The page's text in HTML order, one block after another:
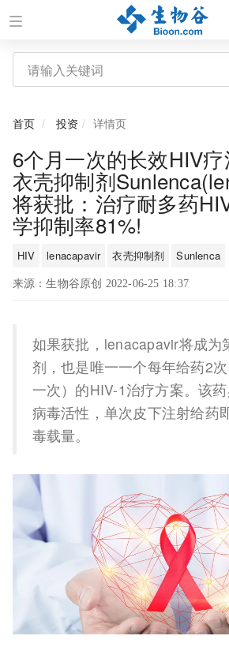
首页 投资 详情页
6个月一次的长效HIV
衣壳抑制剂
将获批：治疗耐多药
学抑制率81%!
HIV lenacapavir 衣壳抑制剂 Sunlenca
来源：生物谷原创 2022-06-25 18:37
如果获批，lenacapavir将成为
剂，也是唯一一个每年给药2
一次）的HIV-1治疗方案。该
病毒活性，单次皮下注射给药
毒载量。